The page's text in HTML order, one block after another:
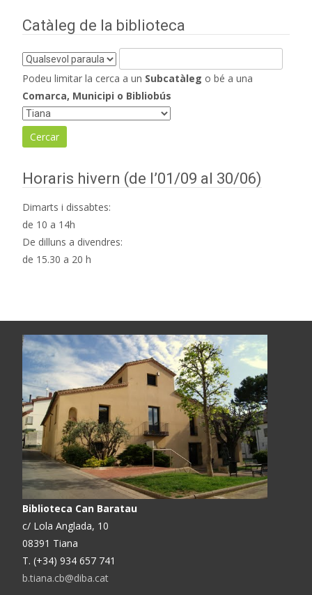
Catàleg de la biblioteca
Podeu limitar la cerca a un Subcatàleg o bé a una
Comarca, Municipi o Bibliobús
Horaris hivern (de l’01/09 al 30/06)
Dimarts i dissabtes:
de 10 a 14h
De dilluns a divendres:
de 15.30 a 20 h
Biblioteca Can Baratau
c/ Lola Anglada, 10
08391 Tiana
T. (+34) 934 657 741
b.tiana.cb@diba.cat